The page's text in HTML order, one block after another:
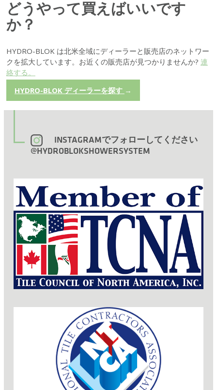
どうやって買えばいいです
か？
HYDRO-BLOK は北米全域にディーラーと販売店のネットワー
クを拡大しています。お近くの販売店が見つかりませんか? 連
絡する。
HYDRO-BLOK ディーラーを探す →
INSTAGRAMでフォローしてください
@HYDROBLOKSHOWERSYSTEM